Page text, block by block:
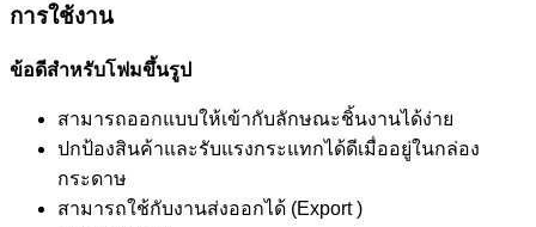
การใช้งาน
ข้อดีสำหรับโฟมขึ้นรูป
สามารถออกแบบให้เข้ากับลักษณะชิ้นงานได้ง่าย
ปกป้องสินค้าและรับแรงกระแทกได้ดีเมื่ออยู่ในกล่อง
กระดาษ
สามารถใช้กับงานส่งออกได้ (Export )